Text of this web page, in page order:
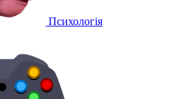
Психологія